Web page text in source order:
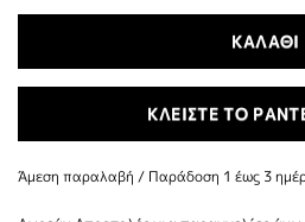
ΚΑΛΑΘΙ
ΚΛΕΙΣΤΕ ΤΟ
Άμεση παραλαβή / Παράδoση 1 έως 3